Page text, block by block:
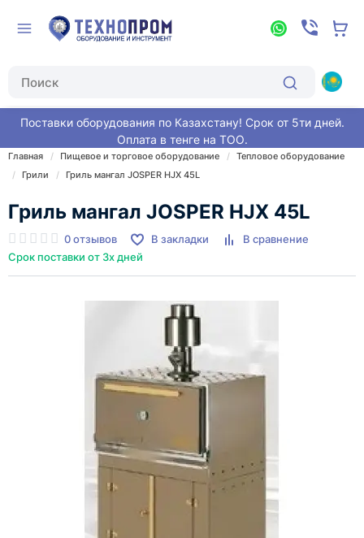
Поставки оборудования по Казахстану! Срок от 5ти дней.
Оплата в тенге на ТОО.
Главная Пищевое и торговое оборудование
Тепловое оборудование
Грили
Гриль мангал JOSPER HJX 45L
Гриль мангал JOSPER HJX 45L
0 отзывов В закладки
В сравнение
Срок поставки от 3х дней